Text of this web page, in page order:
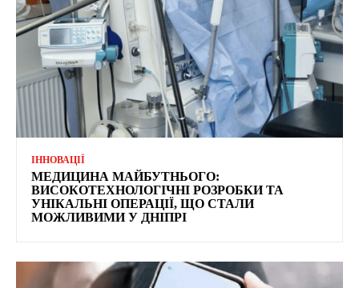
ІННОВАЦІЇ
МЕДИЦИНА МАЙБУТНЬОГО:
ВИСОКОТЕХНОЛОГІЧНІ РОЗРОБКИ ТА
УНІКАЛЬНІ ОПЕРАЦІЇ, ЩО СТАЛИ
МОЖЛИВИМИ У ДНІПРІ